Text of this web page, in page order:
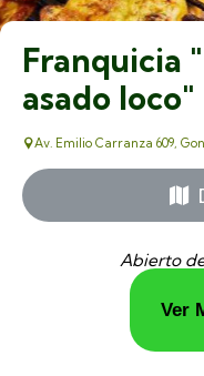
Franquicia
asado loco"
Av. Emilio Carranza 609,
Abierto de
Ver